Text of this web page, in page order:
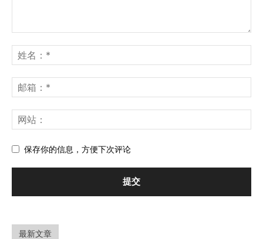
保存你的信息，方便下次评论
最新文章